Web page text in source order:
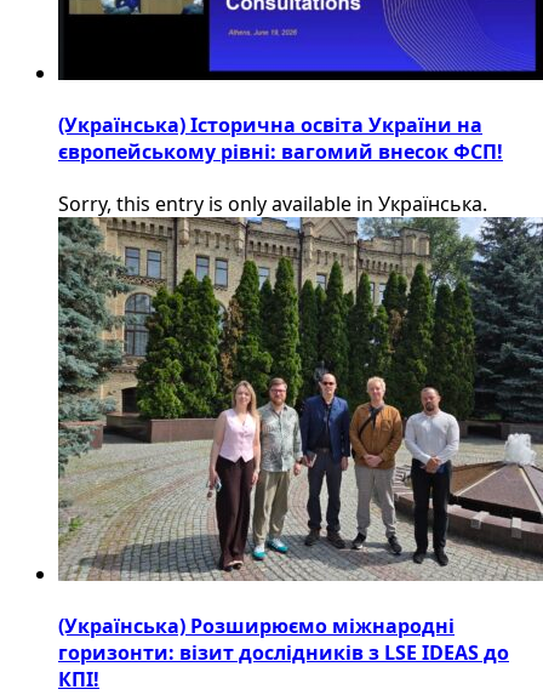
(Українська) Історична освіта України на
європейському рівні: вагомий внесок ФСП!
Sorry, this entry is only available in Українська.
(Українська) Розширюємо міжнародні
горизонти: візит дослідників з LSE IDEAS до
КПІ!